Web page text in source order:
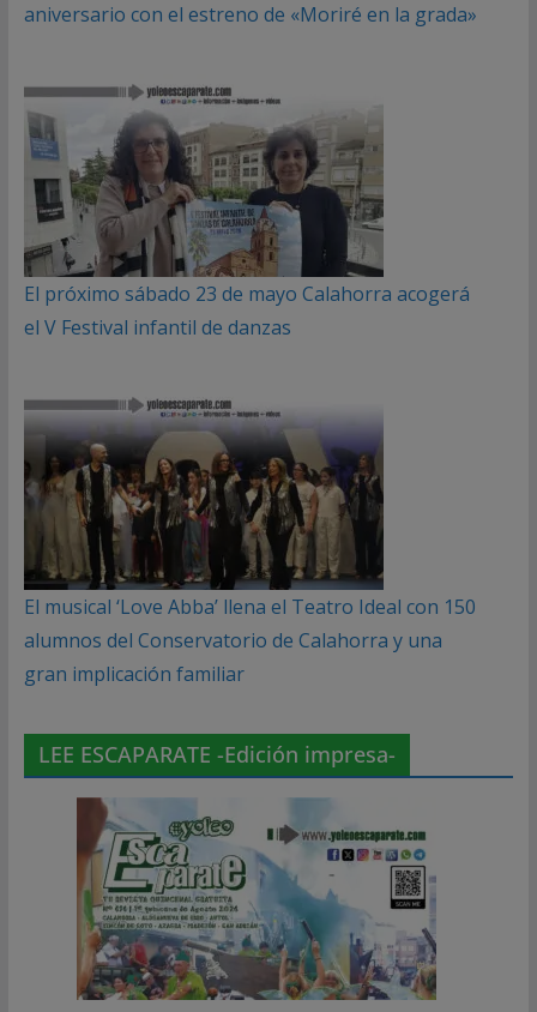
aniversario con el estreno de «Moriré en la grada»
El próximo sábado 23 de mayo Calahorra acogerá
el V Festival infantil de danzas
El musical ‘Love Abba’ llena el Teatro Ideal con 150
alumnos del Conservatorio de Calahorra y una
gran implicación familiar
LEE ESCAPARATE -Edición impresa-